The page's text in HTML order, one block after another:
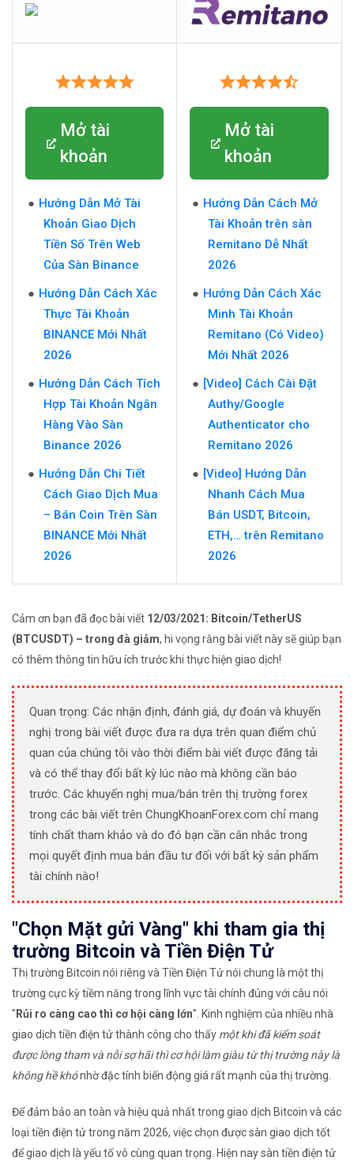
Mở tài
khoản
Hướng Dẫn Mở Tài
Khoản Giao Dịch
Tiền Số Trên Web
Của Sàn Binance
Hướng Dẫn Cách Xác
Thực Tài Khoản
BINANCE Mới Nhất
2026
Hướng Dẫn Cách Tích
Hợp Tài Khoản Ngân
Hàng Vào Sàn
Binance 2026
Hướng Dẫn Chi Tiết
Cách Giao Dịch Mua
– Bán Coin Trên Sàn
BINANCE Mới Nhất
2026
Mở tài
khoản
Hướng Dẫn Cách Mở
Tài Khoản trên sàn
Remitano Dễ Nhất
2026
Hướng Dẫn Cách Xác
Minh Tài Khoản
Remitano (Có Video)
Mới Nhất 2026
[Video] Cách Cài Đặt
Authy/Google
Authenticator cho
Remitano 2026
[Video] Hướng Dẫn
Nhanh Cách Mua
Bán USDT, Bitcoin,
ETH,… trên Remitano
2026
Cảm ơn bạn đã đọc bài viết 12/03/2021: Bitcoin/TetherUS
(BTCUSDT) – trong đà giảm, hi vọng rằng bài viết này sẽ giúp bạn
có thêm thông tin hữu ích trước khi thực hiện giao dịch!
Quan trọng: Các nhận định, đánh giá, dự đoán và khuyến
nghị trong bài viết được đưa ra dựa trên quan điểm chủ
quan của chúng tôi vào thời điểm bài viết được đăng tải
và có thể thay đổi bất kỳ lúc nào mà không cần báo
trước. Các khuyến nghị mua/bán trên thị trường forex
trong các bài viết trên ChungKhoanForex.com chỉ mang
tính chất tham khảo và do đó bạn cần cân nhắc trong
mọi quyết định mua bán đầu tư đối với bất kỳ sản phẩm
tài chính nào!
"Chọn Mặt gửi Vàng" khi tham gia thị
trường Bitcoin và Tiền Điện Tử
Thị trường Bitcoin nói riêng và Tiền Điện Tử nói chung là một thị
trường cực kỳ tiềm năng trong lĩnh vực tài chính đúng với câu nói
" Rủi ro càng cao thì cơ hội càng lớn". Kinh nghiệm của nhiều nhà
giao dịch tiền điện tử thành công cho thấy một khi đã kiểm soát
được lòng tham và nỗi sợ hãi thì cơ hội làm giàu từ thị trường này là
không hề khónhờ đặc tính biến động giá rất mạnh của thị trường.
Để đảm bảo an toàn và hiệu quả nhất trong giao dịch Bitcoin và các
loại tiền điện tử trong năm 2026, việc chọn được sàn giao dịch tốt
để giao dịch là yếu tố vô cùng quan trọng. Hiện nay sàn tiền điện tử